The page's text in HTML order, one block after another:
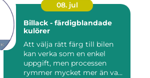
08. jul
Billack - färdigblandade
kulörer
Att välja rätt färg till bilen
kan verka som en enkel
uppgift, men processen
rymmer mycket mer än va...